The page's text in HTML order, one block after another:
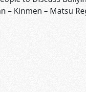
– Kinmen – Matsu